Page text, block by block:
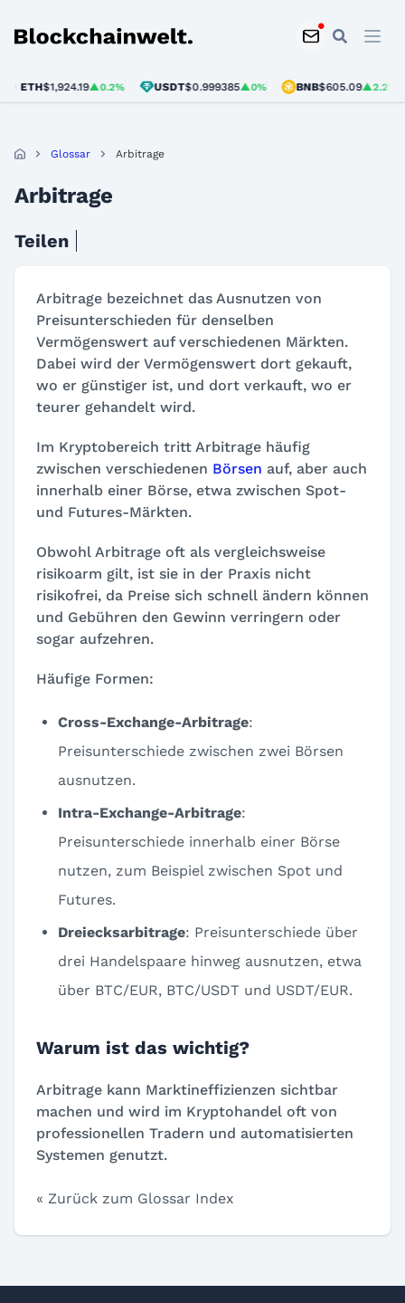
Blockchainwelt
ETH$1,924.19▲0.2% USDT$0.999385▲0% BNB$605.09▲2.2%
Glossar Arbitrage
Arbitrage
Teilen
Arbitrage bezeichnet das Ausnutzen von
Preisunterschieden für denselben
Vermögenswert auf verschiedenen Märkten.
Dabei wird der Vermögenswert dort gekauft,
wo er günstiger ist, und dort verkauft, wo er
teurer gehandelt wird.
Im Kryptobereich tritt Arbitrage häufig
zwischen verschiedenen Börsen auf, aber auch
innerhalb einer Börse, etwa zwischen Spot-
und Futures-Märkten.
Obwohl Arbitrage oft als vergleichsweise
risikoarm gilt, ist sie in der Praxis nicht
risikofrei, da Preise sich schnell ändern können
und Gebühren den Gewinn verringern oder
sogar aufzehren.
Häufige Formen:
Cross-Exchange-Arbitrage:
Preisunterschiede zwischen zwei Börsen
ausnutzen.
Intra-Exchange-Arbitrage:
Preisunterschiede innerhalb einer Börse
nutzen, zum Beispiel zwischen Spot und
Futures.
Dreiecksarbitrage: Preisunterschiede über
drei Handelspaare hinweg ausnutzen, etwa
über BTC/EUR, BTC/USDT und USDT/EUR.
Warum ist das wichtig?
Arbitrage kann Marktineffizienzen sichtbar
machen und wird im Kryptohandel oft von
professionellen Tradern und automatisierten
Systemen genutzt.
« Zurück zum Glossar Index